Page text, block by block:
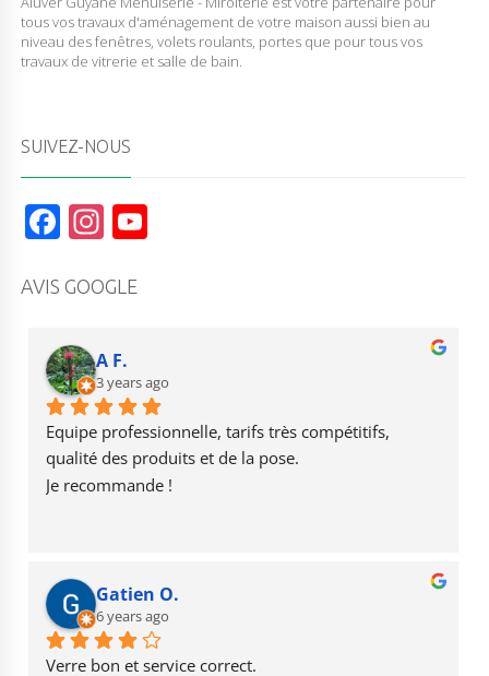
tous vos travaux d'aménagement de votre maison aussi bien au
niveau des fenêtres, volets roulants, portes que pour tous vos
travaux de vitrerie et salle de bain.
SUIVEZ-NOUS
F
c
b
o
o
k
In
a
r
a
m
b
e
AVIS GOOGLE
A F.
3 years ago
Equipe professionnelle, tarifs très compétitifs,
qualité des produits et de la pose.
Je recommande !
Gatien O.
6 years ago
Verre bon et service correct.